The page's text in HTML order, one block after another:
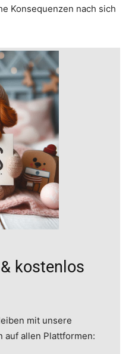
Konsequenzen nach sich
kostenlos
mit unsere
auf allen Plattformen: